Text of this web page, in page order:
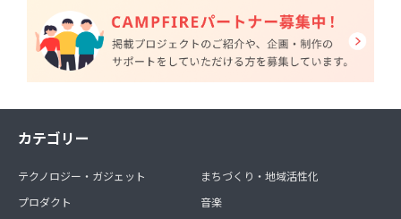
カテゴリー
テクノロジー・ガジェット
プロダクト
まちづくり・地域活性化
音楽